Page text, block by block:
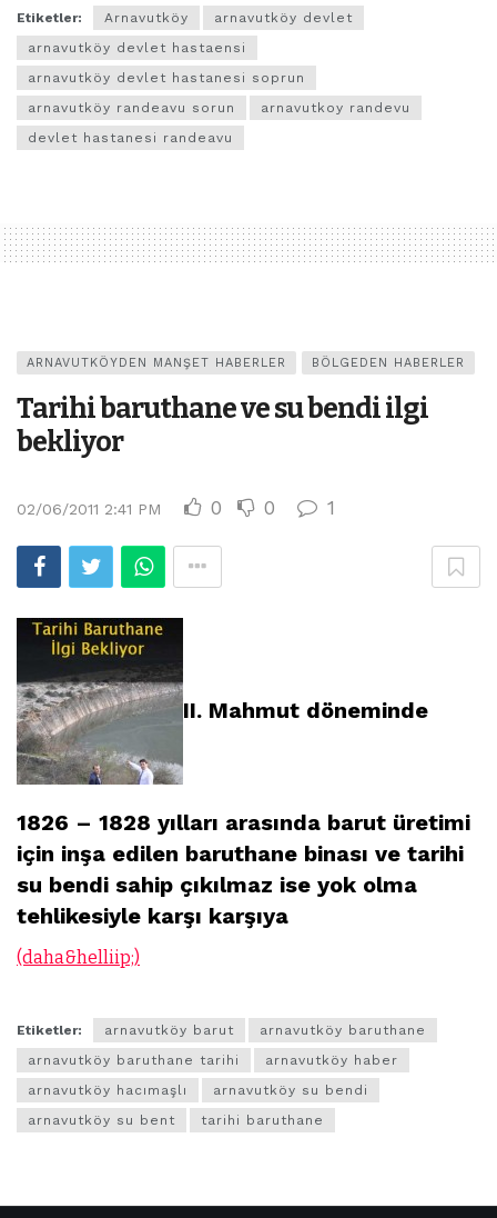
Etiketler: Arnavutköy
arnavutköy devlet
arnavutköy devlet hastaensi
arnavutköy devlet hastanesi soprun
arnavutköy randeavu sorun
arnavutkoy randevu
devlet hastanesi randeavu
ARNAVUTKÖYDEN MANŞET HABERLER BÖLGEDEN HABERLER
Tarihi baruthane ve su bendi ilgi
bekliyor
02/06/2011 2:41 PM 0 0 1
II. Mahmut döneminde
1826 – 1828 yılları arasında barut üretimi
için inşa edilen baruthane binası ve tarihi
su bendi sahip çıkılmaz ise yok olma
tehlikesiyle karşı karşıya
(daha&helliip;)
Etiketler: arnavutköy barut
arnavutköy baruthane
arnavutköy baruthane tarihi
arnavutköy haber
arnavutköy hacımaşlı
arnavutköy su bendi
arnavutköy su bent
tarihi baruthane